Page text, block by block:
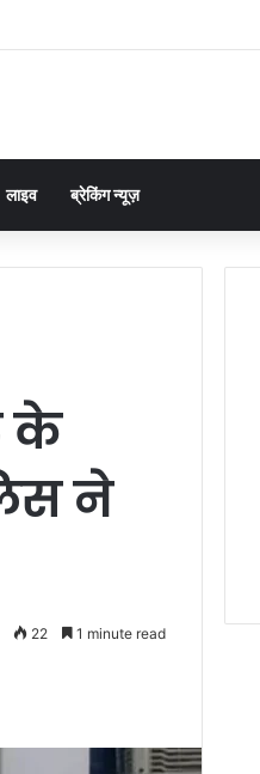
शान और युवा देश की ऊर्जा
लाइव ब्रेकिंग न्यूज़
के
ने
22 1 minute read